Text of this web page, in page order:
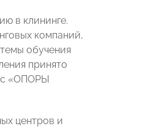
в клининге.
компаний,
обучения
принято
«ОПОРЫ
центров и